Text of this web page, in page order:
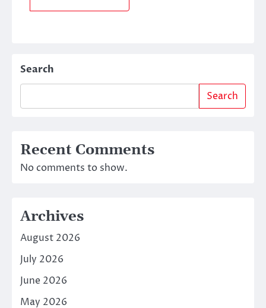
Search
Search
Recent Comments
No comments to show.
Archives
August 2026
July 2026
June 2026
May 2026